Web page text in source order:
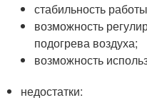
стабильность
возможность
подогрева воздуха;
возможность
недостатки: